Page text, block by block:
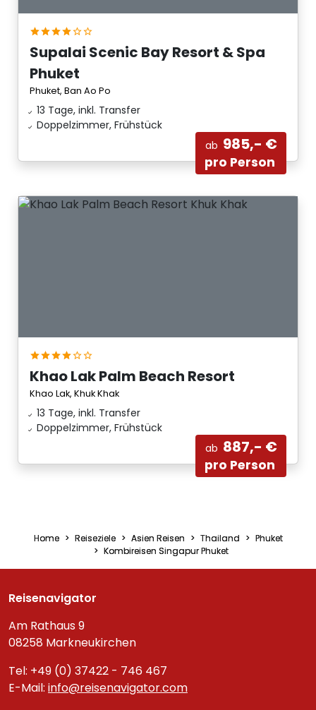
Supalai Scenic Bay Resort & Spa
Phuket
Phuket, Ban Ao Po
13 Tage, inkl. Transfer
Doppelzimmer, Frühstück
ab 985,- €
pro Person
Khao Lak Palm Beach Resort
Khao Lak, Khuk Khak
13 Tage, inkl. Transfer
Doppelzimmer, Frühstück
ab 887,- €
pro Person
Home Reiseziele Asien Reisen Thailand
Phuket
Kombireisen Singapur Phuket
Reisenavigator
Am Rathaus 9
08258 Markneukirchen
Tel: +49 (0) 37422 - 746 467
E-Mail: info@reisenavigator.com